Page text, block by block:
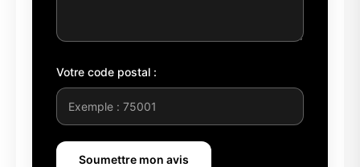
Votre code postal :
Soumettre mon avis